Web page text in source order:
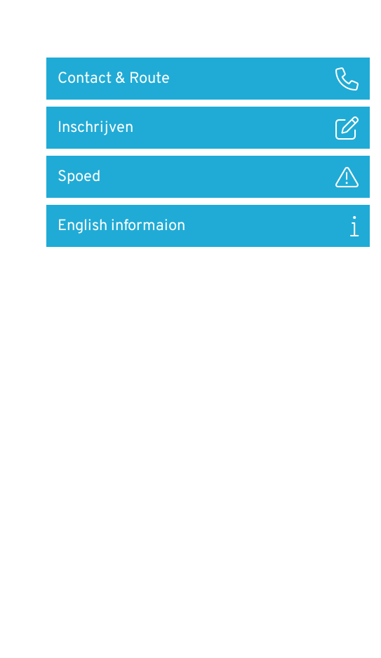
naar
Contact & Route
Inschrijven
Spoed
English informaion